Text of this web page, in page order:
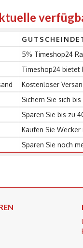
5% Timeshop24
Timeshop24
Kostenloser
Sichern Sie sich
Sparen Sie bis zu
Kaufen Sie Wecker
Sparen Sie noch